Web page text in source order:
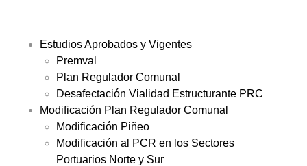
Estudios Aprobados y Vigentes
Premval
Plan Regulador Comunal
Desafectación Vialidad Estructurante PRC
Modificación Plan Regulador Comunal
Modificación Piñeo
Modificación al PCR en los Sectores
Portuarios Norte y Sur